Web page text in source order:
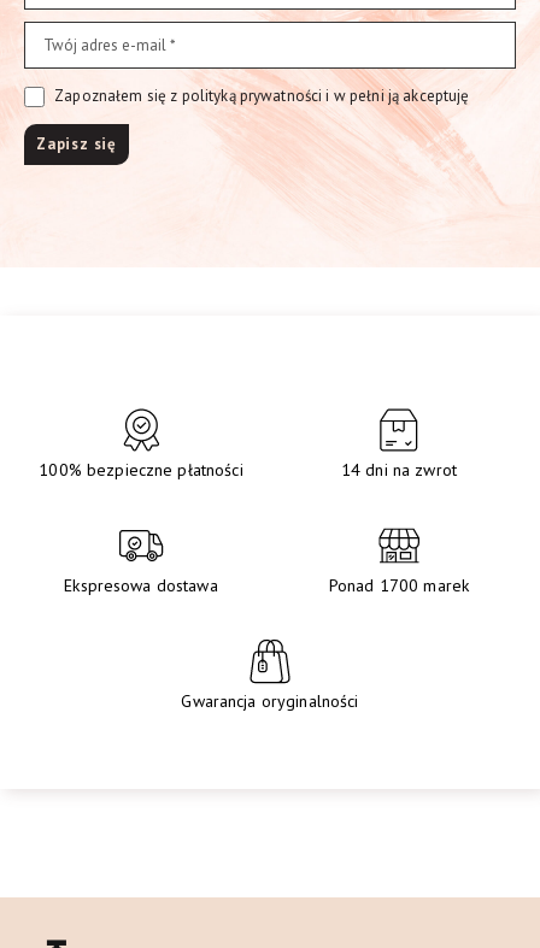
Zapoznałem się z polityką prywatności i w pełni ją akceptuję
100% bezpieczne płatności 14 dni na zwrot
Ekspresowa dostawa Ponad 1700 marek
Gwarancja oryginalności